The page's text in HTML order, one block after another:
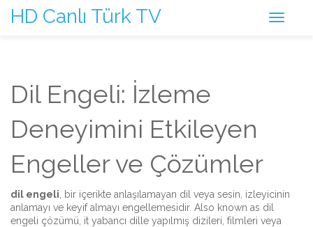
HD Canlı Türk TV
Dil Engeli: İzleme
Deneyimini Etkileyen
Engeller ve Çözümler
dil engeli
bir içerikte anlaşılamayan dil veya sesin, izleyicinin
anlamayı ve keyif almayı engellemesidir. Also known as dil
engeli çözümü , it yabancı dille yapılmış dizileri, filmleri veya